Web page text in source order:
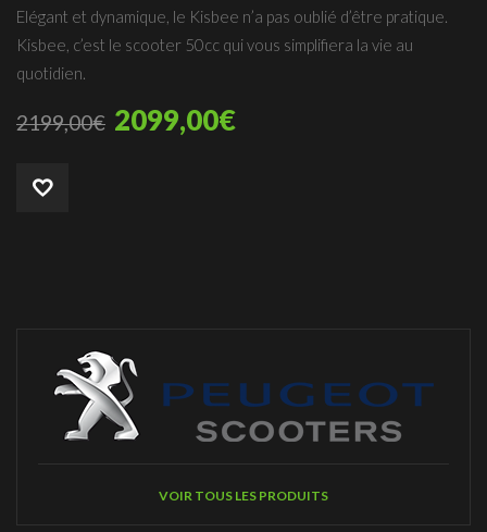
Elégant et dynamique, le Kisbee n’a pas oublié d’être pratique.
Kisbee, c’est le scooter 50cc qui vous simplifiera la vie au
quotidien.
2199,00€ 2099,00€
VOIR TOUS LES PRODUITS